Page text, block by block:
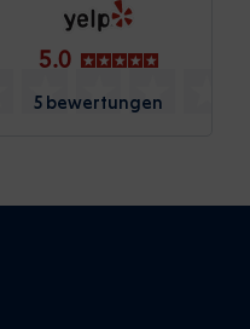
5.0
5 bewertungen